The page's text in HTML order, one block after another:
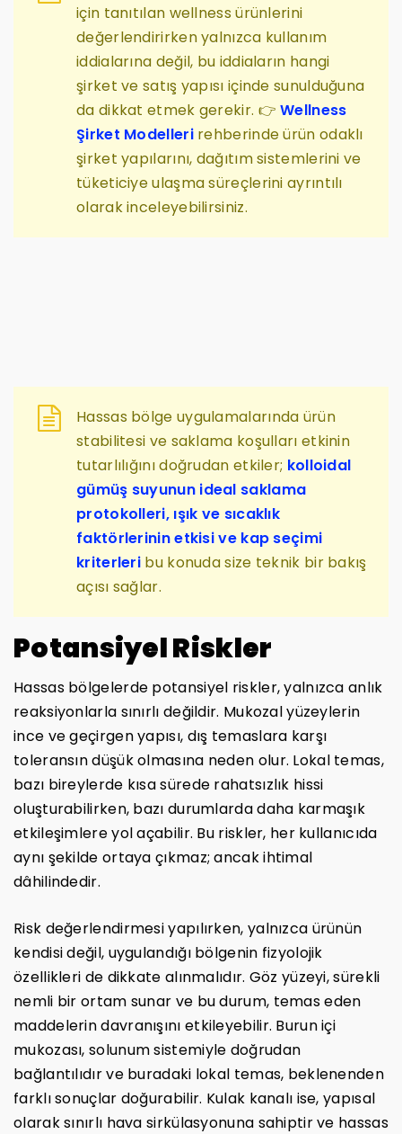
için tanıtılan wellness ürünlerini
değerlendirirken yalnızca kullanım
iddialarına değil, bu iddiaların hangi
şirket ve satış yapısı içinde sunulduğuna
da dikkat etmek gerekir. 👉Wellness
Şirket Modellerirehberinde ürün odaklı
şirket yapılarını, dağıtım sistemlerini ve
tüketiciye ulaşma süreçlerini ayrıntılı
olarak inceleyebilirsiniz.
Hassas bölge uygulamalarında ürün
stabilitesi ve saklama koşulları etkinin
tutarlılığını doğrudan etkiler; kolloidal
gümüş suyunun ideal saklama
protokolleri, ışık ve sıcaklık
faktörlerinin etkisi ve kap seçimi
kriterleri bu konuda size teknik bir bakış
açısı sağlar.
Potansiyel Riskler
Hassas bölgelerde potansiyel riskler, yalnızca anlık
reaksiyonlarla sınırlı değildir. Mukozal yüzeylerin
ince ve geçirgen yapısı, dış temaslara karşı
toleransın düşük olmasına neden olur. Lokal temas,
bazı bireylerde kısa sürede rahatsızlık hissi
oluşturabilirken, bazı durumlarda daha karmaşık
etkileşimlere yol açabilir. Bu riskler, her kullanıcıda
aynı şekilde ortaya çıkmaz; ancak ihtimal
dâhilindedir.
Risk değerlendirmesi yapılırken, yalnızca ürünün
kendisi değil, uygulandığı bölgenin fizyolojik
özellikleri de dikkate alınmalıdır. Göz yüzeyi, sürekli
nemli bir ortam sunar ve bu durum, temas eden
maddelerin davranışını etkileyebilir. Burun içi
mukozası, solunum sistemiyle doğrudan
bağlantılıdır ve buradaki lokal temas, beklenenden
farklı sonuçlar doğurabilir. Kulak kanalı ise, yapısal
olarak sınırlı hava sirkülasyonuna sahiptir ve hassas